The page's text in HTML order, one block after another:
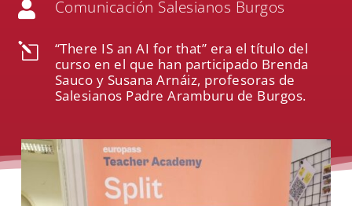
 Comunicación Salesianos Burgos
l
“There IS an AI for that” era el título del
curso en el que han participado Brenda
Sauco y Susana Arnáiz, profesoras de
Salesianos Padre Aramburu de Burgos.